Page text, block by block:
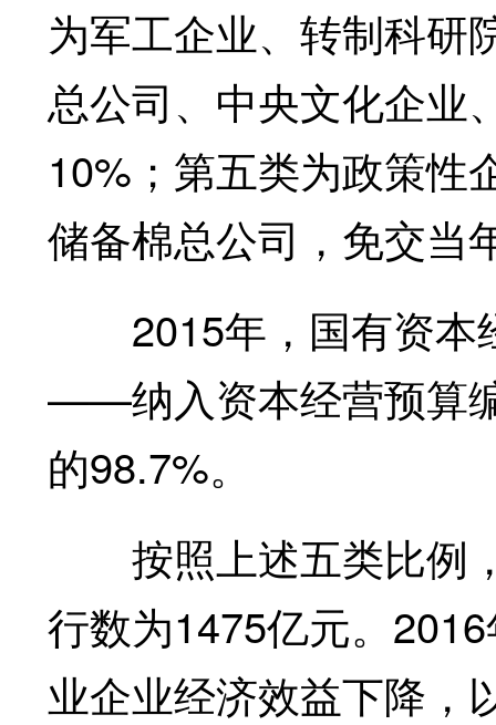
为军工企业、转制科研
总公司、中央文化企业
10%；第五类为政策性
储备棉总公司，免交当
2015年，国有资本
——纳入资本经营预算
的98.7%。
按照上述五类比例
行数为1475亿元。
业企业经济效益下降，